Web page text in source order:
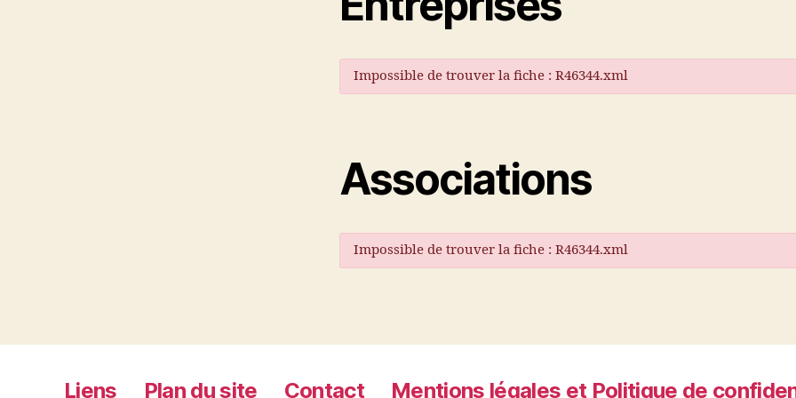
Impossible de trouver la fiche : R46344.xml
Associations
Impossible de trouver la fiche : R46344.xml
Liens Plan du site Contact Mentions légales et Politique de